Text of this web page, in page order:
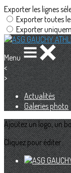
Exporter les lignes
Exporter toutes
Exporter
Menu
<
>
Actualités
Galeries photo
Ajoutez un logo, un
Cliquez pour éditer